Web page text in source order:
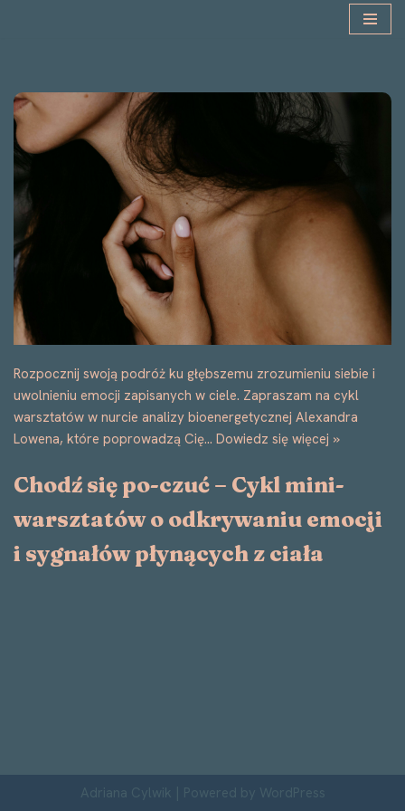
treści
Rozpocznij swoją podróż ku głębszemu zrozumieniu siebie i
uwolnieniu emocji zapisanych w ciele. Zapraszam na cykl
warsztatów w nurcie analizy bioenergetycznej Alexandra
Lowena, które poprowadzą Cię… Dowiedz się więcej »
Chodź się po-czuć – Cykl mini-
warsztatów o odkrywaniu emocji
i sygnałów płynących z ciała
Adriana Cylwik | Powered by WordPress